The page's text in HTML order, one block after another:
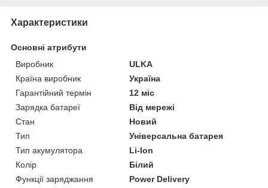
Характеристики
Основні атрибути
Виробник
ULKA
Країна виробник
Україна
Гарантійний термін
12 міс
Зарядка батареї
Від мережі
Стан
Новий
Тип
Універсальна батарея
Тип акумулятора
Li-Ion
Колір
Білий
Функції заряджання
Power Delivery